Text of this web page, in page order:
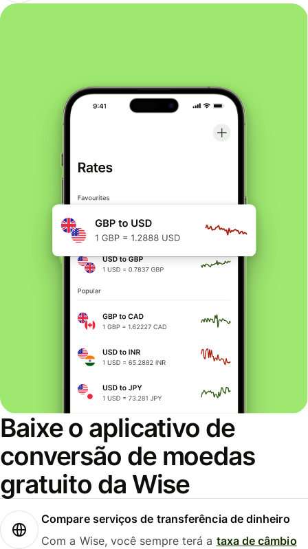
Baixe o aplicativo de
conversão de moedas
gratuito da Wise
Compare serviços de transferência de dinheiro
Com a Wise, você sempre terá a taxa de câmbio